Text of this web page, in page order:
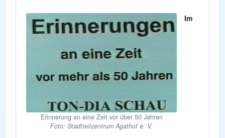
Erinnerung an eine Zeit vor über 50 Jahren
Foto: Stadtteilzentrum Agathof e. V.
Im